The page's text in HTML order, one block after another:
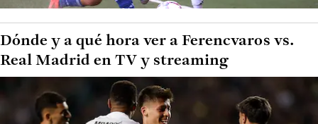
Dónde y a qué hora ver a Ferencvaros vs.
Real Madrid en TV y streaming